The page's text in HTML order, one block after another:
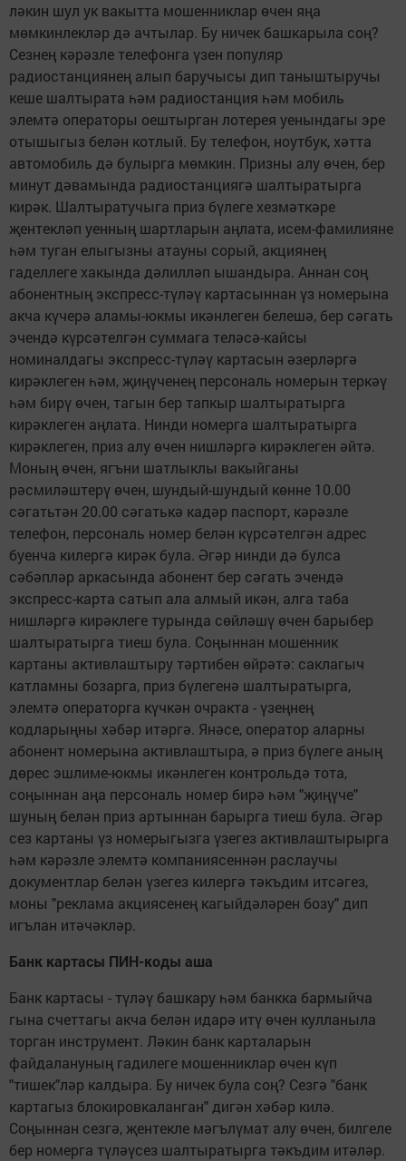
ләкин шул ук вакытта мошенниклар өчен яңа
мөмкинлекләр дә ачтылар. Бу ничек башкарыла соң?
Сезнең кәрәзле телефонга үзен популяр
радиостанциянең алып баручысы дип таныштыручы
кеше шалтырата һәм радиостанция һәм мобиль
элемтә операторы оештырган лотерея уенындагы эре
отышыгыз белән котлый. Бу телефон, ноутбук, хәтта
автомобиль дә булырга мөмкин. Призны алу өчен, бер
минут дәвамында радиостанциягә шалтыратырга
кирәк. Шалтыратучыга приз бүлеге хезмәткәре
җентекләп уенның шартларын аңлата, исем-фамилияне
һәм туган елыгызны атауны сорый, акциянең
гаделлеге хакында дәлилләп ышандыра. Аннан соң
абонентның экспресс-түләү картасыннан үз номерына
акча күчерә аламы-юкмы икәнлеген белешә, бер сәгать
эчендә күрсәтелгән суммага теләсә-кайсы
номиналдагы экспресс-түләү картасын әзерләргә
кирәклеген һәм, җиңүченең персональ номерын теркәү
һәм бирү өчен, тагын бер тапкыр шалтыратырга
кирәклеген аңлата. Нинди номерга шалтыратырга
кирәклеген, приз алу өчен нишләргә кирәклеген әйтә.
Моның өчен, ягъни шатлыклы вакыйганы
рәсмиләштерү өчен, шундый-шундый көнне 10.00
сәгатьтән 20.00 сәгатькә кадәр паспорт, кәрәзле
телефон, персональ номер белән күрсәтелгән адрес
буенча килергә кирәк була. Әгәр нинди дә булса
сәбәпләр аркасында абонент бер сәгать эчендә
экспресс-карта сатып ала алмый икән, алга таба
нишләргә кирәклеге турында сөйләшү өчен барыбер
шалтыратырга тиеш була. Соңыннан мошенник
картаны активлаштыру тәртибен өйрәтә: саклагыч
катламны бозарга, приз бүлегенә шалтыратырга,
элемтә операторга күчкән очракта - үзеңнең
кодларыңны хәбәр итәргә. Янәсе, оператор аларны
абонент номерына активлаштыра, ә приз бүлеге аның
дөрес эшлиме-юкмы икәнлеген контрольдә тота,
соңыннан аңа персональ номер бирә һәм "җиңүче"
шуның белән приз артыннан барырга тиеш була. Әгәр
сез картаны үз номерыгызга үзегез активлаштырырга
һәм кәрәзле элемтә компаниясеннән раслаучы
документлар белән үзегез килергә тәкъдим итсәгез,
моны "реклама акциясенең кагыйдәләрен бозу" дип
игълан итәчәкләр.
Банк картасы ПИН-коды аша
Банк картасы - түләү башкару һәм банкка бармыйча
гына счеттагы акча белән идарә итү өчен кулланыла
торган инструмент. Ләкин банк карталарын
файдалануның гадилеге мошенниклар өчен күп
"тишек"ләр калдыра. Бу ничек була соң? Сезгә "банк
картагыз блокировкаланган" дигән хәбәр килә.
Соңыннан сезгә, җентекле мәгълүмат алу өчен, билгеле
бер номерга түләүсез шалтыратырга тәкъдим итәләр.